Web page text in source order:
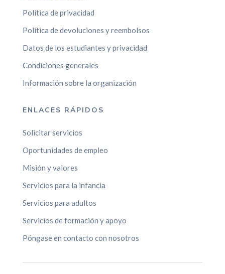
Política de privacidad
Política de devoluciones y reembolsos
Datos de los estudiantes y privacidad
Condiciones generales
Información sobre la organización
ENLACES RÁPIDOS
Solicitar servicios
Oportunidades de empleo
Misión y valores
Servicios para la infancia
Servicios para adultos
Servicios de formación y apoyo
Póngase en contacto con nosotros